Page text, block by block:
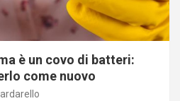
è un covo di batteri:
come nuovo